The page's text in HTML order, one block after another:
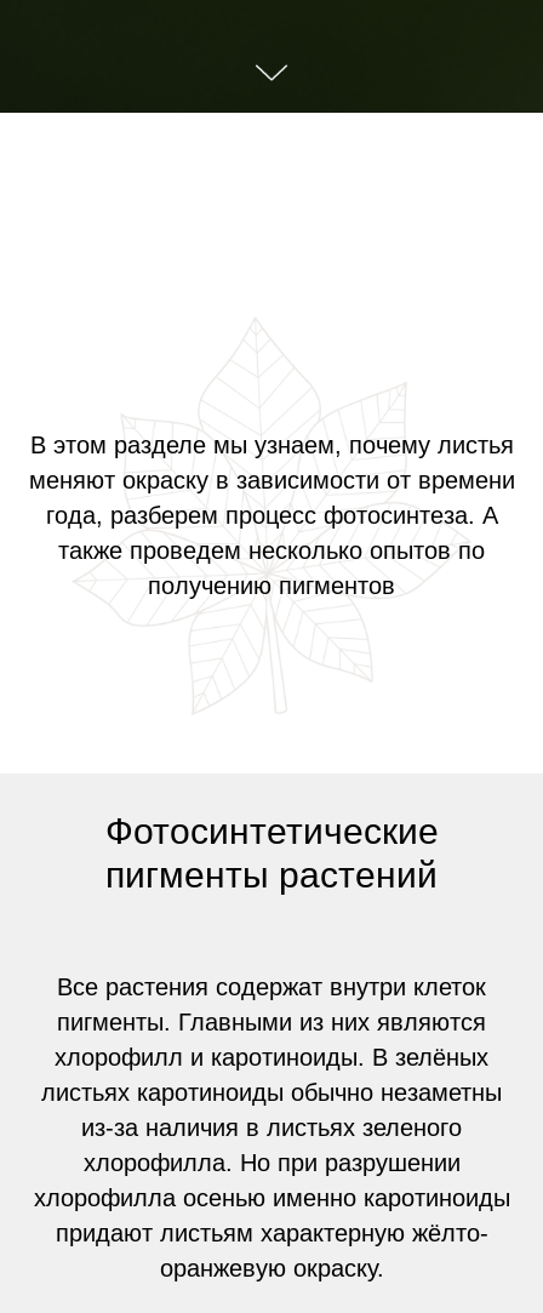
В этом разделе мы узнаем, почему листья
меняют окраску в зависимости от времени
года, разберем процесс фотосинтеза. А
также проведем несколько опытов по
получению пигментов
Фотосинтетические
пигменты растений
Все растения содержат внутри клеток
пигменты. Главными из них являются
хлорофилл и каротиноиды. В зелёных
листьях каротиноиды обычно незаметны
из-за наличия в листьях зеленого
хлорофилла. Но при разрушении
хлорофилла осенью именно каротиноиды
придают листьям характерную жёлто-
оранжевую окраску.